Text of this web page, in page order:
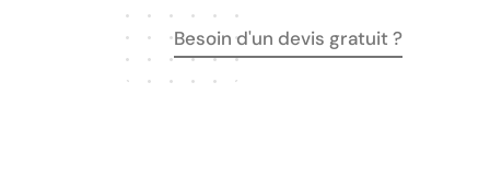
Besoin d'un devis gratuit ?